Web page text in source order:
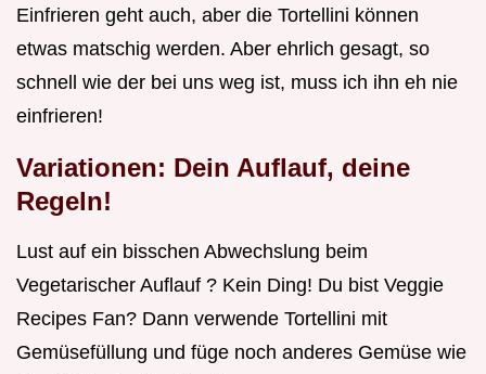
Einfrieren geht auch, aber die Tortellini können
etwas matschig werden. Aber ehrlich gesagt, so
schnell wie der bei uns weg ist, muss ich ihn eh nie
einfrieren!
Variationen: Dein Auflauf, deine
Regeln!
Lust auf ein bisschen Abwechslung beim
Vegetarischer Auflauf ? Kein Ding! Du bist Veggie
Recipes Fan? Dann verwende Tortellini mit
Gemüsefüllung und füge noch anderes Gemüse wie